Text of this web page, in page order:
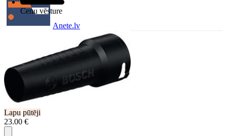
Cenu vēsture
Anete.lv
Lapu pūtēji
23.00 €